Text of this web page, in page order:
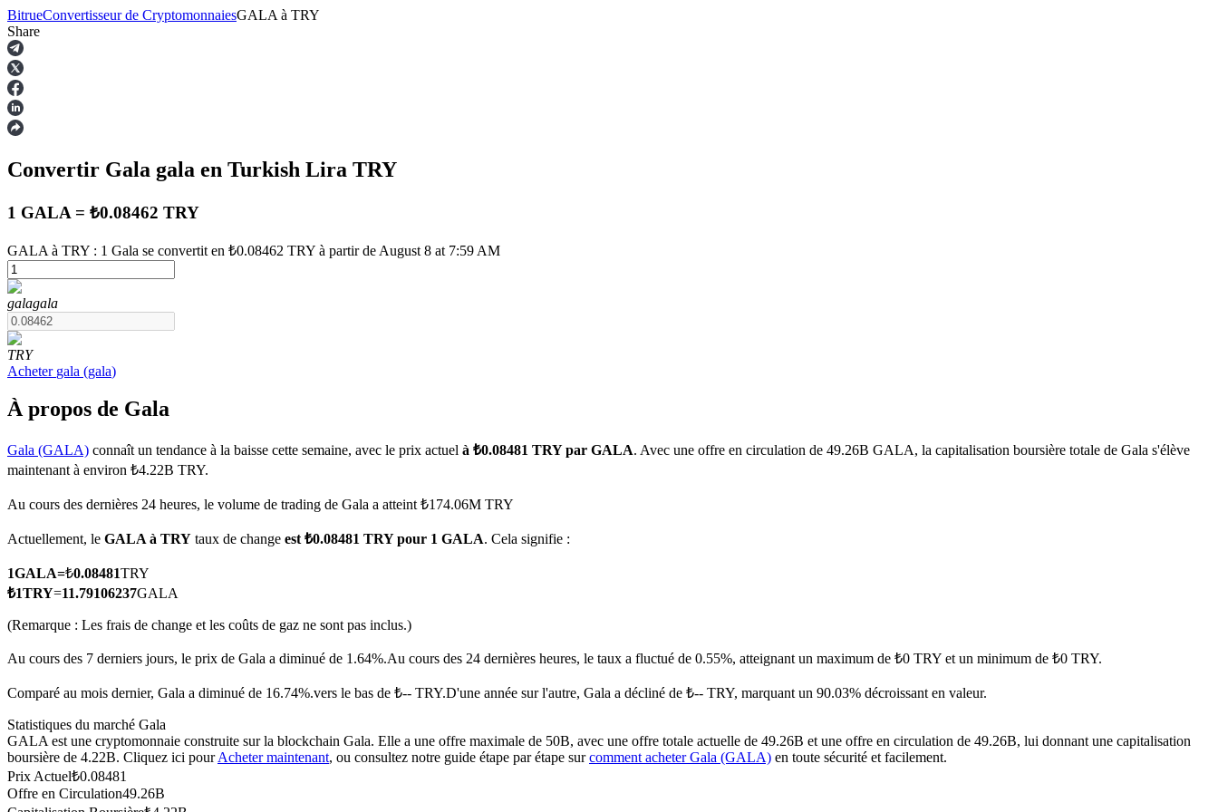
Contrats à terme
Futures utilisant l'USDT comme garantie
TradFi
Produits dérivés sur actions, forex, métaux précieux et matières premières
Futures USDC
BitrueConvertisseur de CryptomonnaiesGALA à TRY
Share
Convertir Gala gala en Turkish Lira TRY
1 GALA = ₺0.08462 TRY
GALA à TRY : 1 Gala se convertit en ₺0.08462 TRY à partir de August 8 at 7:59 AM
galagala
TRY
Acheter gala (gala)
À propos de Gala
Gala (GALA) connaît un tendance à la baisse cette semaine, avec le prix actuel à ₺0.08481 TRY par GALA. Avec une offre en circulation de 49.26B GALA, la capitalisation boursière totale de Gala s'élève
maintenant à environ ₺4.22B TRY.
Au cours des dernières 24 heures, le volume de trading de Gala a atteint ₺174.06M TRY
Actuellement, le GALA à TRY taux de change est ₺0.08481 TRY pour 1 GALA. Cela signifie :
1GALA=₺0.08481TRY
₺1TRY=11.79106237GALA
(Remarque : Les frais de change et les coûts de gaz ne sont pas inclus.)
Au cours des 7 derniers jours, le prix de Gala a diminué de 1.64%.Au cours des 24 dernières heures, le taux a fluctué de 0.55%, atteignant un maximum de ₺0 TRY et un minimum de ₺0 TRY.
Comparé au mois dernier, Gala a diminué de 16.74%.vers le bas de ₺-- TRY.D'une année sur l'autre, Gala a décliné de ₺-- TRY, marquant un 90.03% décroissant en valeur.
Statistiques du marché Gala
GALA est une cryptomonnaie construite sur la blockchain Gala. Elle a une offre maximale de 50B, avec une offre totale actuelle de 49.26B et une offre en circulation de 49.26B, lui donnant une capitalisation
boursière de 4.22B. Cliquez ici pourAcheter maintenant, ou consultez notre guide étape par étape surcomment acheter Gala (GALA) en toute sécurité et facilement.
Prix Actuel₺0.08481
Offre en Circulation49.26B